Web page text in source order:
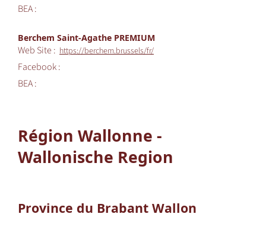
BEA :
Berchem Saint-Agathe PREMIUM
Web Site : https://berchem.brussels/fr/
Facebook :
BEA :
Région Wallonne -
Wallonische Region
Province du Brabant Wallon